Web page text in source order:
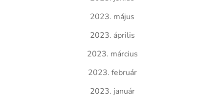
2023. május
2023. április
2023. március
2023. február
2023. január